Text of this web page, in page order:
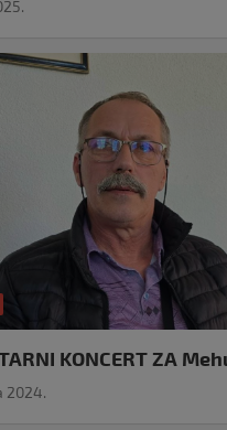
KONCERT ZA
2024.